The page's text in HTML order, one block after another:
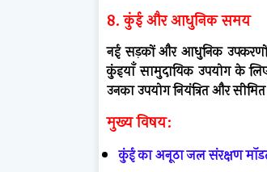
8. कुंई और आधुनिक समय
नई सड़कों और आधुनिक उपकरणों
कुंइयाँ सामुदायिक उपयोग के
उनका उपयोग नियंत्रित और सीमित
मुख्य विषय:
कुंई का अनूठा जल संरक्षण